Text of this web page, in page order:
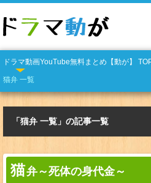
ドラマ動画YouTube無料まとめ【動が】
猫弁 一覧
「猫弁 一覧」の記事一覧
猫弁～死体の身代金～